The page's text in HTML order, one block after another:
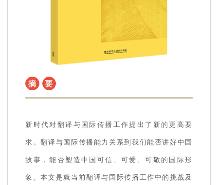
摘 要
新时代对翻译与国际传播工作提出了新的更高要
求。翻译与国际传播能力关系到我们能否讲好中国
故事，能否塑造中国可信、可爱、可敬的国际形
象。本文是就当前翻译与国际传播工作中的挑战及